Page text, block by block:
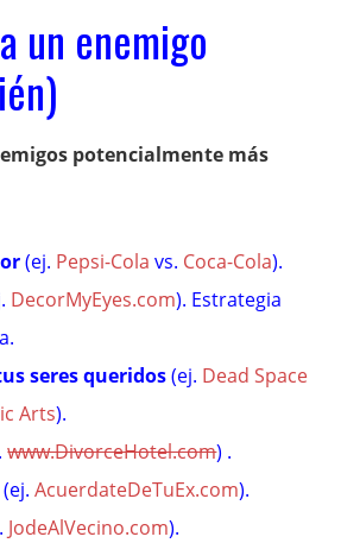
un enemigo
potencialmente más
(ej. Pepsi-Cola vs. Coca-Cola).
DecorMyEyes.com). Estrategia
seres queridos(ej. Dead Space
Arts).
www.DivorceHotel.com) .
(ej.AcuerdateDeTuEx.com).
JodeAlVecino.com).